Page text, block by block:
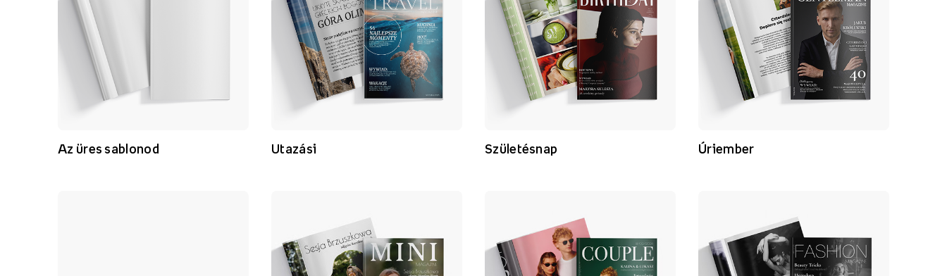
Az üres sablonod Utazási Születésnap Úriember